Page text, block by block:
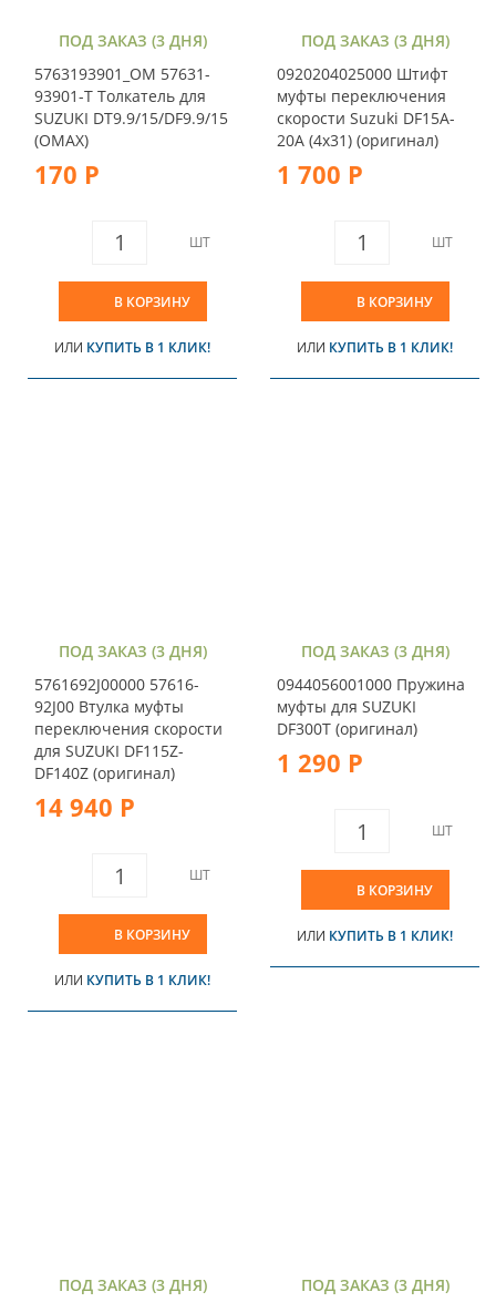
ПОД ЗАКАЗ (3 ДНЯ)
5763193901_OM 57631-
93901-T Толкатель для
SUZUKI DT9.9/15/DF9.9/15
(OMAX)
170 Р
ШТ
В КОРЗИНУ
ИЛИ КУПИТЬ В 1 КЛИК!
ПОД ЗАКАЗ (3 ДНЯ)
0920204025000 Штифт
муфты переключения
скорости Suzuki DF15A-
20A (4х31) (оригинал)
1 700 Р
ШТ
В КОРЗИНУ
ИЛИ КУПИТЬ В 1 КЛИК!
ПОД ЗАКАЗ (3 ДНЯ)
5761692J00000 57616-
92J00 Втулка муфты
переключения скорости
для SUZUKI DF115Z-
DF140Z (оригинал)
14 940 Р
ШТ
В КОРЗИНУ
ИЛИ КУПИТЬ В 1 КЛИК!
ПОД ЗАКАЗ (3 ДНЯ)
0944056001000 Пружина
муфты для SUZUKI
DF300T (оригинал)
1 290 Р
ШТ
В КОРЗИНУ
ИЛИ КУПИТЬ В 1 КЛИК!
ПОД ЗАКАЗ (3 ДНЯ)
ПОД ЗАКАЗ (3 ДНЯ)